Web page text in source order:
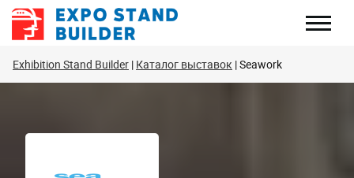
Перейти
Exhibition Stand Builder Каталог выставок Seawork